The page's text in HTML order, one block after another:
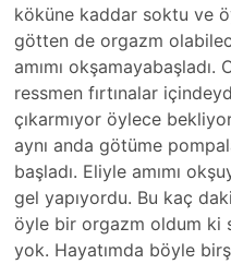
köküne kaddar soktu ve
götten de orgazm
amımı okşamayabaşladı­.
ressmen fırtınalar
çıkarmıyor öylece
aynı anda götüme
başladı. Eliyle amımı
gel yapıyordu. Bu kaç
öyle bir orgazm oldum ki
yok. Hayatımda böyle